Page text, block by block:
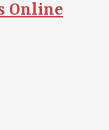
Online